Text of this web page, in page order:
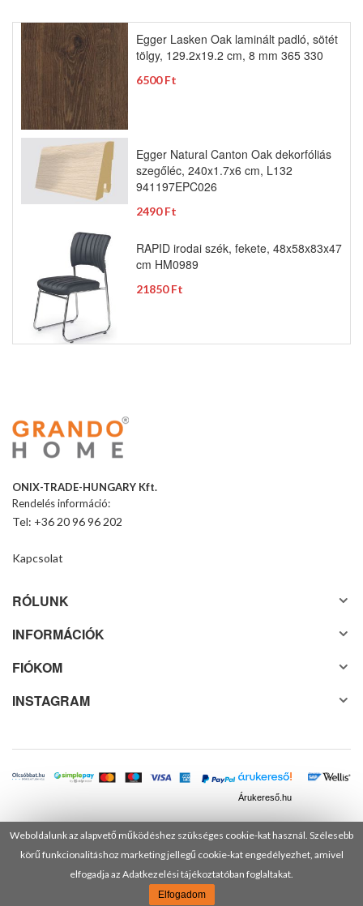
Weboldalunk az alapvető működéshez szükséges cookie-kat használ. Szélesebb
körű funkcionalitáshoz marketing jellegű cookie-kat engedélyezhet, amivel
elfogadja az Adatkezelési tájékoztatóban foglaltakat.
Elfogadom
Egger Lasken Oak laminált padló, sötét
tölgy, 129.2x19.2 cm, 8 mm 365 330
6500 Ft
Egger Natural Canton Oak dekorfóliás
szegőléc, 240x1.7x6 cm, L132
941197EPC026
2490 Ft
RAPID irodai szék, fekete, 48x58x83x47
cm HM0989
21850 Ft
ONIX-TRADE-HUNGARY Kft.
Rendelés információ:
Tel: +36 20 96 96 202
Kapcsolat
RÓLUNK
INFORMÁCIÓK
FIÓKOM
INSTAGRAM
Árukereső.hu
© 2025 Minden jog fenntartva! DANUSA Hungary Kft.